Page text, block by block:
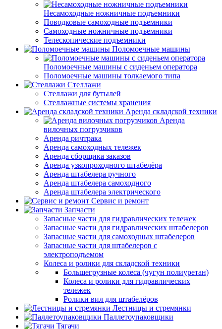
Несамоходные ножничные подъемники
Поводковые самоходные подъемники
Самоходные ножничные подъемники
Телескопические подъемники
Поломоечные машины
Поломоечные машины с сиденьем оператора
Поломоечные машины толкаемого типа
Стеллажи
Стеллажи для бутылей
Стеллажные системы хранения
Аренда складской техники
Аренда
вилочных погрузчиков
Аренда ричтрака
Аренда самоходных тележек
Аренда сборщика заказов
Аренда узкопроходного штабелёра
Аренда штабелера ручного
Аренда штабелера самоходного
Аренда штабелера электрического
Сервис и ремонт
Запчасти
Запасные части для гидравлических тележек
Запасные части для гидравлических штабелеров
Запасные части для самоходных штабелеров
Запасные части для штабелеров с
электроподъемом
Колеса и ролики для складской техники
Большегрузные колеса (чугун полиуретан)
Колеса и ролики для гидравлических
тележек
Ролики вил для штабелёров
Лестницы и стремянки
Паллетоупаковщики
Тягачи